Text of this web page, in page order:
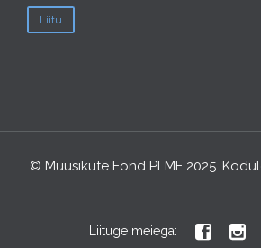
© Muusikute Fond PLMF 2025.
Liituge meiega:  